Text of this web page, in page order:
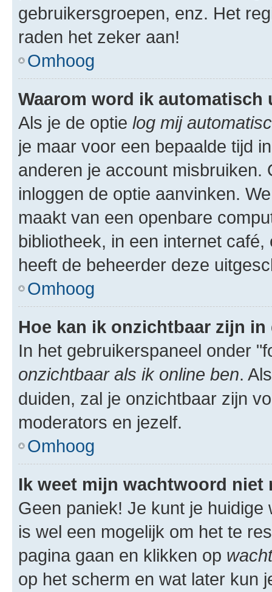
gebruikersgroepen, enz. Het
raden het zeker aan!
Omhoog
Waarom word ik automatisch
Als je de optie log mij
je maar voor een bepaalde tijd
anderen je account misbruiken.
inloggen de optie aanvinken.
maakt van een openbare
bibliotheek, in een internet
heeft de beheerder deze
Omhoog
Hoe kan ik onzichtbaar zijn
In het gebruikerspaneel onder
onzichtbaar als ik online ben.
duiden, zal je onzichtbaar zijn
moderators en jezelf.
Omhoog
Ik weet mijn wachtwoord niet
Geen paniek! Je kunt je
is wel een mogelijk om het te
pagina gaan en klikken op
op het scherm en wat later kun